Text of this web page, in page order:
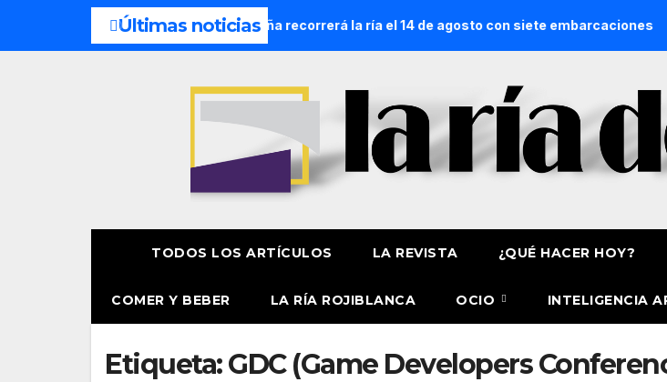
Últimas noticias
Náutica de la Amatxu de Begoña recorrerá la ría el 14 de agosto con siete embarcaciones
TODOS LOS ARTÍCULOS LA REVISTA ¿QUÉ HACER HOY?
COMER Y BEBER LA RÍA ROJIBLANCA OCIO INTELIGENCIA
Etiqueta:GDC (Game Developers